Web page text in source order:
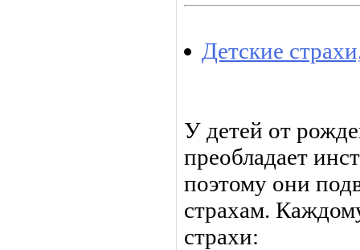
Детские
У детей от
преобладает
поэтому они
страхам.
страхи: